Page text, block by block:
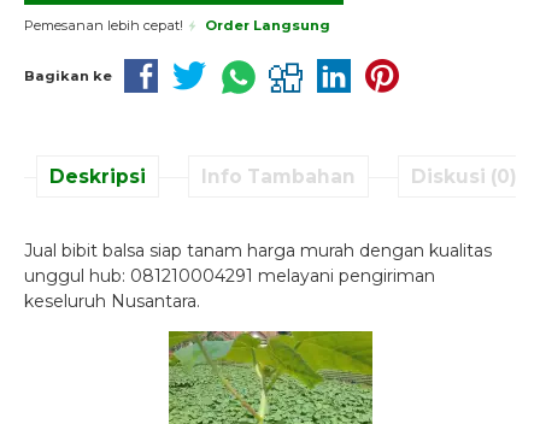
Pemesanan lebih cepat! Order Langsung
Bagikan ke
Deskripsi Info Tambahan Diskusi (0)
Jual bibit balsa siap tanam harga murah dengan kualitas
unggul hub: 081210004291 melayani pengiriman
keseluruh Nusantara.